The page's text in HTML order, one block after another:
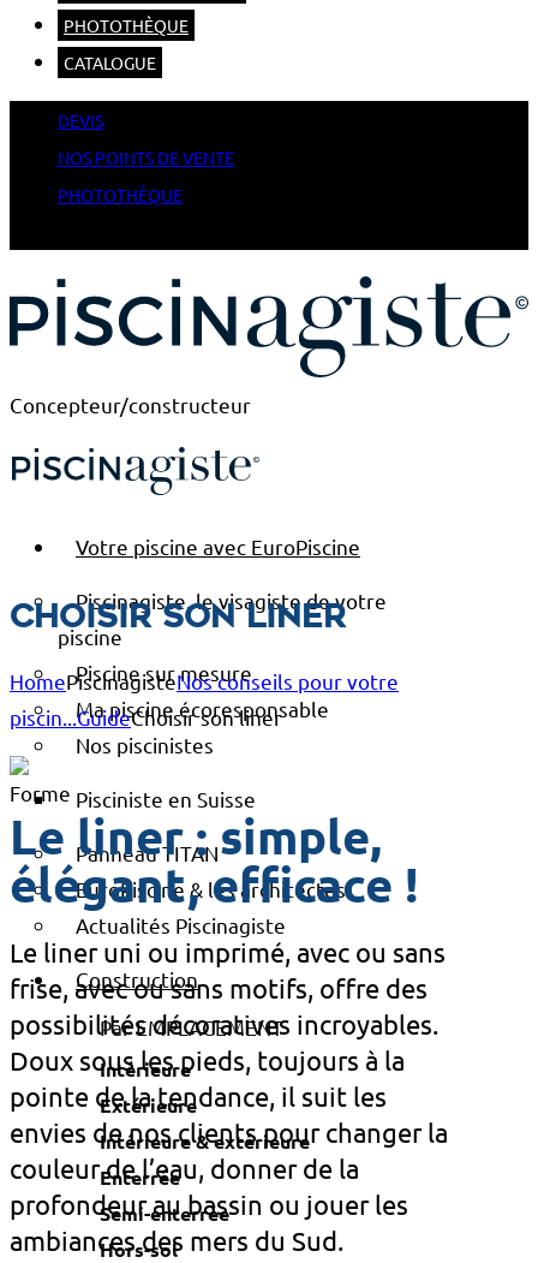
PHOTOTHÈQUE
CATALOGUE
DEVIS
NOS POINTS DE VENTE
PHOTOTHÈQUE
Concepteur/constructeur
Votre piscine avec EuroPiscine
Piscinagiste, le visagiste de votre
piscine
Piscine sur mesure
Ma piscine écoresponsable
Nos piscinistes
Pisciniste en Suisse
Panneau TITAN
EuroPiscine & les architectes
Actualités Piscinagiste
Construction
Par EMPLACEMENT
Intérieure
Extérieure
Intérieure & extérieure
Enterrée
Semi-enterrée
Hors-sol
Choisir son liner
HomePiscinagisteNos conseils pour votre
piscin... GuideChoisir son liner
Le liner : simple,
élégant, efficace !
Le liner uni ou imprimé, avec ou sans
frise, avec ou sans motifs, offre des
possibilités décoratives incroyables.
Doux sous les pieds, toujours à la
pointe de la tendance, il suit les
envies de nos clients pour changer la
couleur de l’eau, donner de la
profondeur au bassin ou jouer les
ambiances des mers du Sud.